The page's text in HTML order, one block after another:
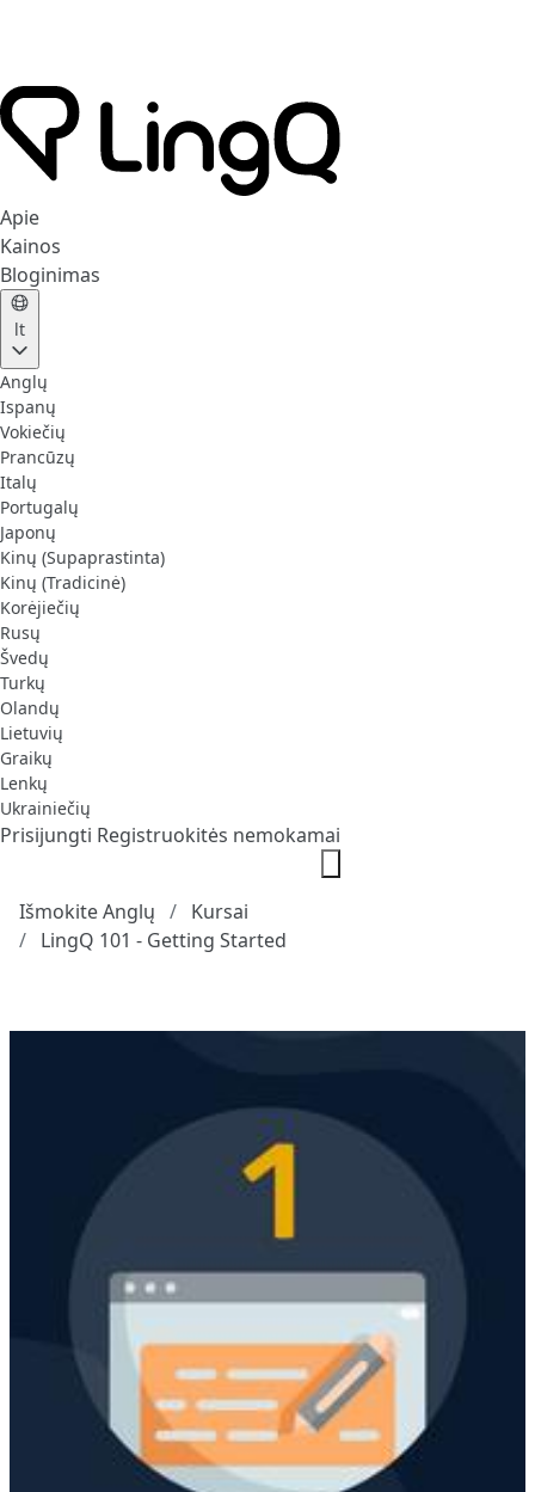
Apie
Kainos
Bloginimas
lt
Anglų
Ispanų
Vokiečių
Prancūzų
Italų
Portugalų
Japonų
Kinų (Supaprastinta)
Kinų (Tradicinė)
Korėjiečių
Rusų
Švedų
Turkų
Olandų
Lietuvių
Graikų
Lenkų
Ukrainiečių
Prisijungti Registruokitės nemokamai
Išmokite Anglų
Kursai
LingQ 101 - Getting Started